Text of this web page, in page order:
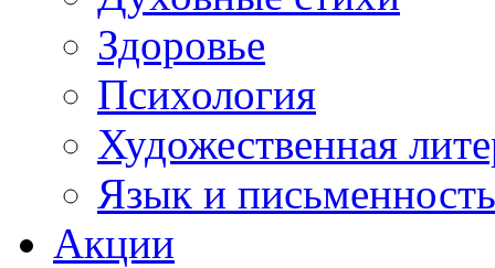
Здоровье
Психология
Художественная
Язык и письменность
Акции